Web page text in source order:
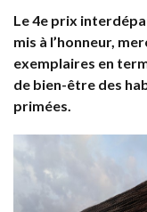
Le 4e prix
mis à l’honneur,
exemplaires en
de bien-être des
primées.